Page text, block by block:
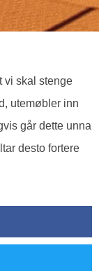
vi skal stenge
utemøbler inn
går dette unna
desto fortere